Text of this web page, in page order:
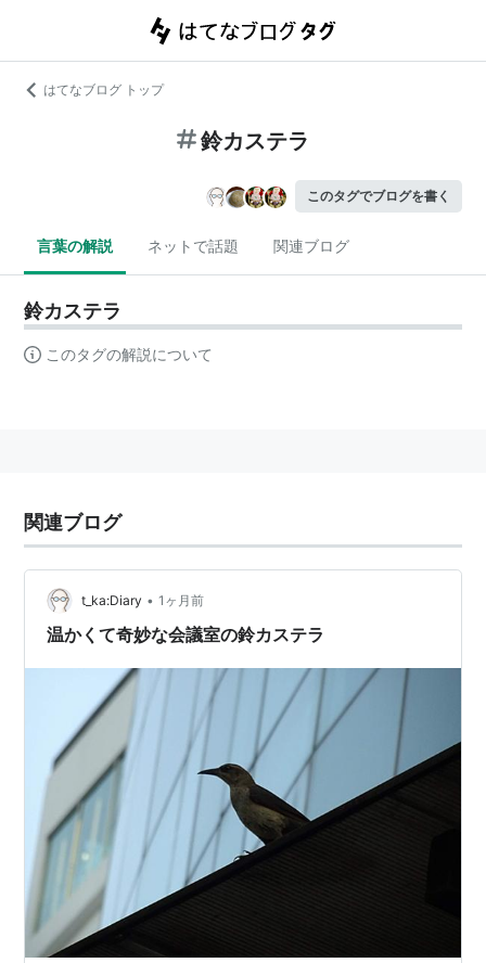
はてなブログ トップ
鈴カステラ
このタグでブログを書く
言葉の解説 ネットで話題 関連ブログ
鈴カステラ
このタグの解説について
関連ブログ
t_ka:Diary • 1ヶ月前
温かくて奇妙な会議室の鈴カステラ